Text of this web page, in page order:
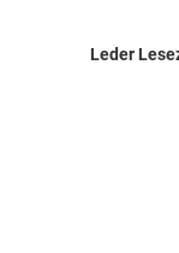
Leder